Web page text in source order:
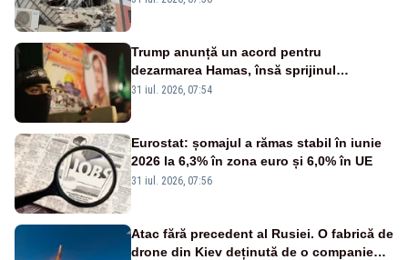
Trump anunță un acord pentru
dezarmarea Hamas, însă sprijinul
Israelului rămâne incert
31 iul. 2026, 07:54
Eurostat: șomajul a rămas stabil în iunie
2026 la 6,3% în zona euro și 6,0% în UE
31 iul. 2026, 07:56
Atac fără precedent al Rusiei. O fabrică de
drone din Kiev deținută de o companie